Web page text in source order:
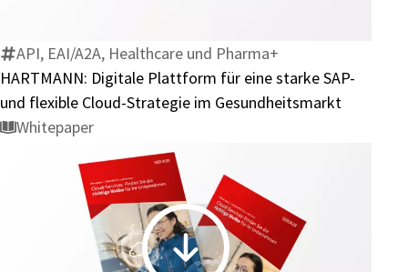
eine
starke
SAP-
Cloud-
Strategie
im
Gesundheitsmarkt
API, EAI/A2A, Healthcare und Pharma+
HARTMANN: Digitale Plattform für eine starke SAP-
und flexible Cloud-Strategie im Gesundheitsmarkt
Whitepaper
Cloud-